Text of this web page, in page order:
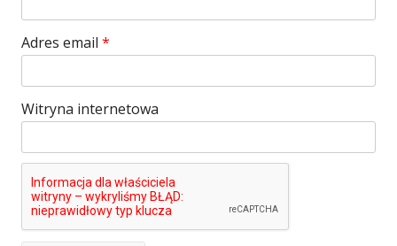
Adres email *
Witryna internetowa